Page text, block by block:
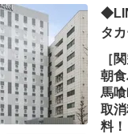
タ
［
朝
馬
取
料！